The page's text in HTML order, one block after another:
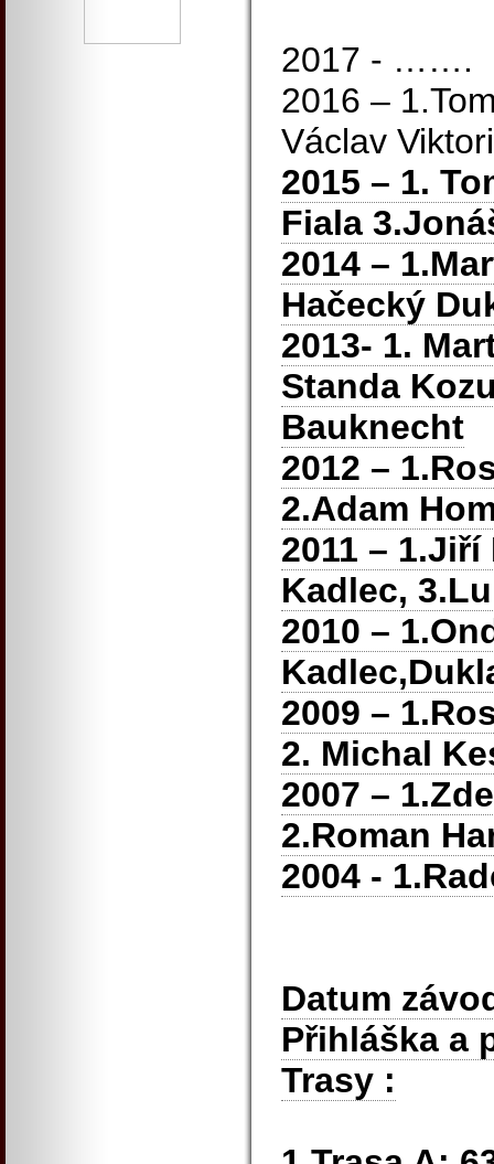
2017 - …….
2016 –
Václav
2015 – 1.
Fiala
2014 –
Hačecký
2013- 1.
Standa
Bauknecht
2012 –
2.Adam
2011 –
Kadlec,
2010 –
2009 –
2. Michal
2007 –
2.Roman
2004 -
Datum
Přihláška a
Trasy :